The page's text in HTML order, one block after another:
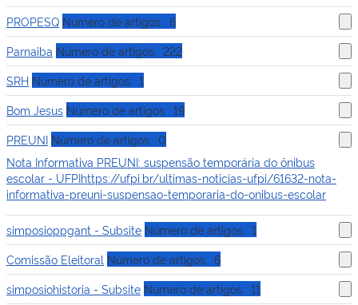
PROPESQ Número de artigos: 6
Parnaiba Número de artigos: 222
SRH Número de artigos: 1
Bom Jesus Número de artigos: 19
PREUNI Número de artigos: 0
Nota Informativa PREUNI: suspensão temporária do ônibus
escolar - UFPIhttps://ufpi.br/ultimas-noticias-ufpi/61632-nota-
informativa-preuni-suspensao-temporaria-do-onibus-escolar
simposioppgant - Subsite Número de artigos: 1
Comissão Eleitoral Número de artigos: 6
simposiohistoria - Subsite Número de artigos: 11